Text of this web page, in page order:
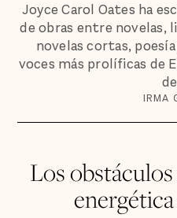
Joyce Carol Oates ha
de obras entre novelas,
novelas cortas,
voces más prolíficas de
IRMA
Los